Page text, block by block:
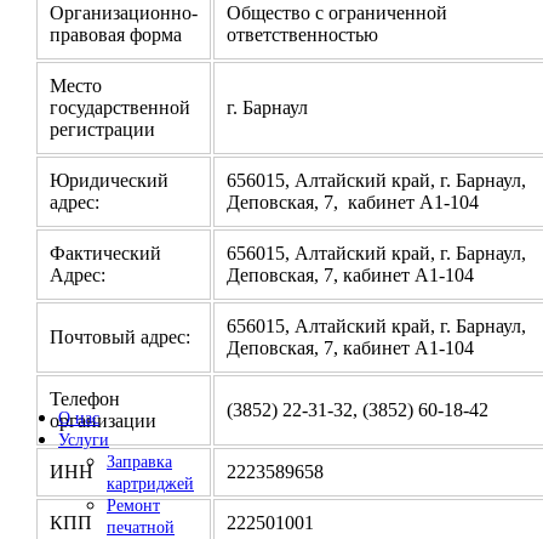
О нас
Услуги
Заправка
картриджей
Ремонт
печатной
Организационно-
правовая форма
Общество с ограниченной
ответственностью
Место
государственной
регистрации
г. Барнаул
Юридический
адрес:
656015, Алтайский край, г. Барнаул,
Деповская, 7, кабинет А1-104
Фактический
Адрес:
656015, Алтайский край, г. Барнаул,
Деповская, 7, кабинет А1-104
Почтовый адрес:
656015, Алтайский край, г. Барнаул,
Деповская, 7, кабинет А1-104
Телефон
организации
(3852) 22-31-32, (3852) 60-18-42
ИНН 2223589658
КПП 222501001